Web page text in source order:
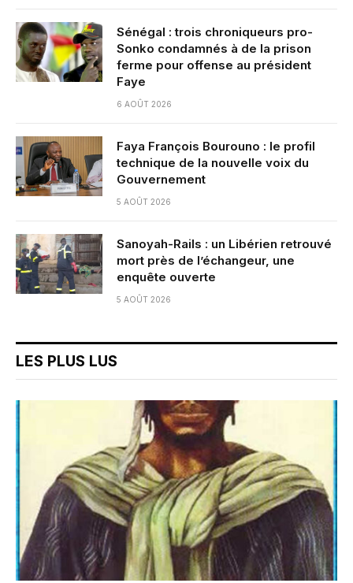
Sénégal : trois chroniqueurs pro-
Sonko condamnés à de la prison
ferme pour offense au président
Faye
6 AOÛT 2026
Faya François Bourouno : le profil
technique de la nouvelle voix du
Gouvernement
5 AOÛT 2026
Sanoyah-Rails : un Libérien retrouvé
mort près de l’échangeur, une
enquête ouverte
5 AOÛT 2026
LES PLUS LUS